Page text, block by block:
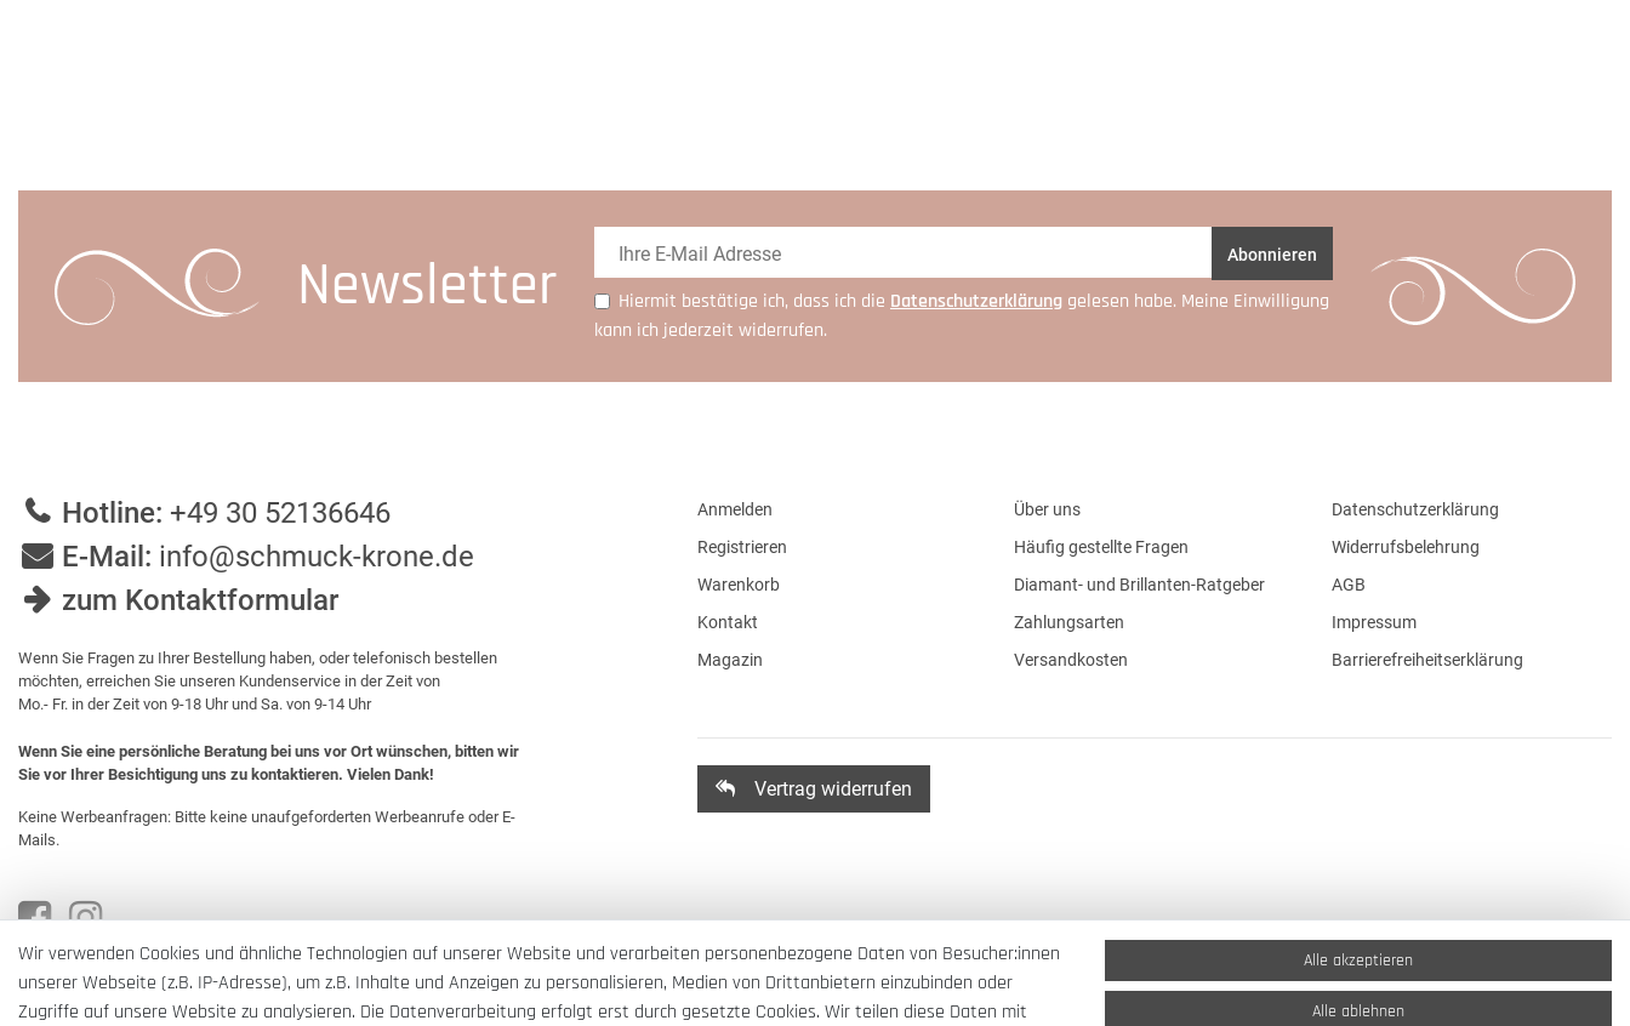
Newsletter Abonnieren
Hiermit bestätige ich, dass ich die Daten­schutz­erklärung gelesen habe. Meine Einwilligung
kann ich jederzeit widerrufen.
Hotline: +49 30 52136646
E-Mail: info@schmuck-krone.de
zum Kontaktformular
Wenn Sie Fragen zu Ihrer Bestellung haben, oder telefonisch bestellen
möchten, erreichen Sie unseren Kundenservice in der Zeit von
Mo.- Fr. in der Zeit von 9-18 Uhr und Sa. von 9-14 Uhr
Wenn Sie eine persönliche Beratung bei uns vor Ort wünschen, bitten wir
Sie vor Ihrer Besichtigung uns zu kontaktieren. Vielen Dank!
Keine Werbeanfragen: Bitte keine unaufgeforderten Werbeanrufe oder E-
Mails.
Anmelden
Registrieren
Warenkorb
Kontakt
Magazin
Über uns
Häufig gestellte Fragen
Diamant- und Brillanten-Ratgeber
Zahlungsarten
Versandkosten
Datenschutzerklärung
Widerrufsbelehrung
AGB
Impressum
Barrierefreiheitserklärung
Vertrag widerrufen
Wir verwenden Cookies und ähnliche Technologien auf unserer Website und verarbeiten personenbezogene Daten von Besucher:innen
unserer Webseite (z.B. IP-Adresse), um z.B. Inhalte und Anzeigen zu personalisieren, Medien von Drittanbietern einzubinden oder
Zugriffe auf unsere Website zu analysieren. Die Datenverarbeitung erfolgt erst durch gesetzte Cookies. Wir teilen diese Daten mit
Alle akzeptieren
Alle ablehnen